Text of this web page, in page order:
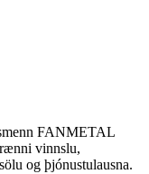
FANMETAL
vinnslu,
og þjónustulausna.